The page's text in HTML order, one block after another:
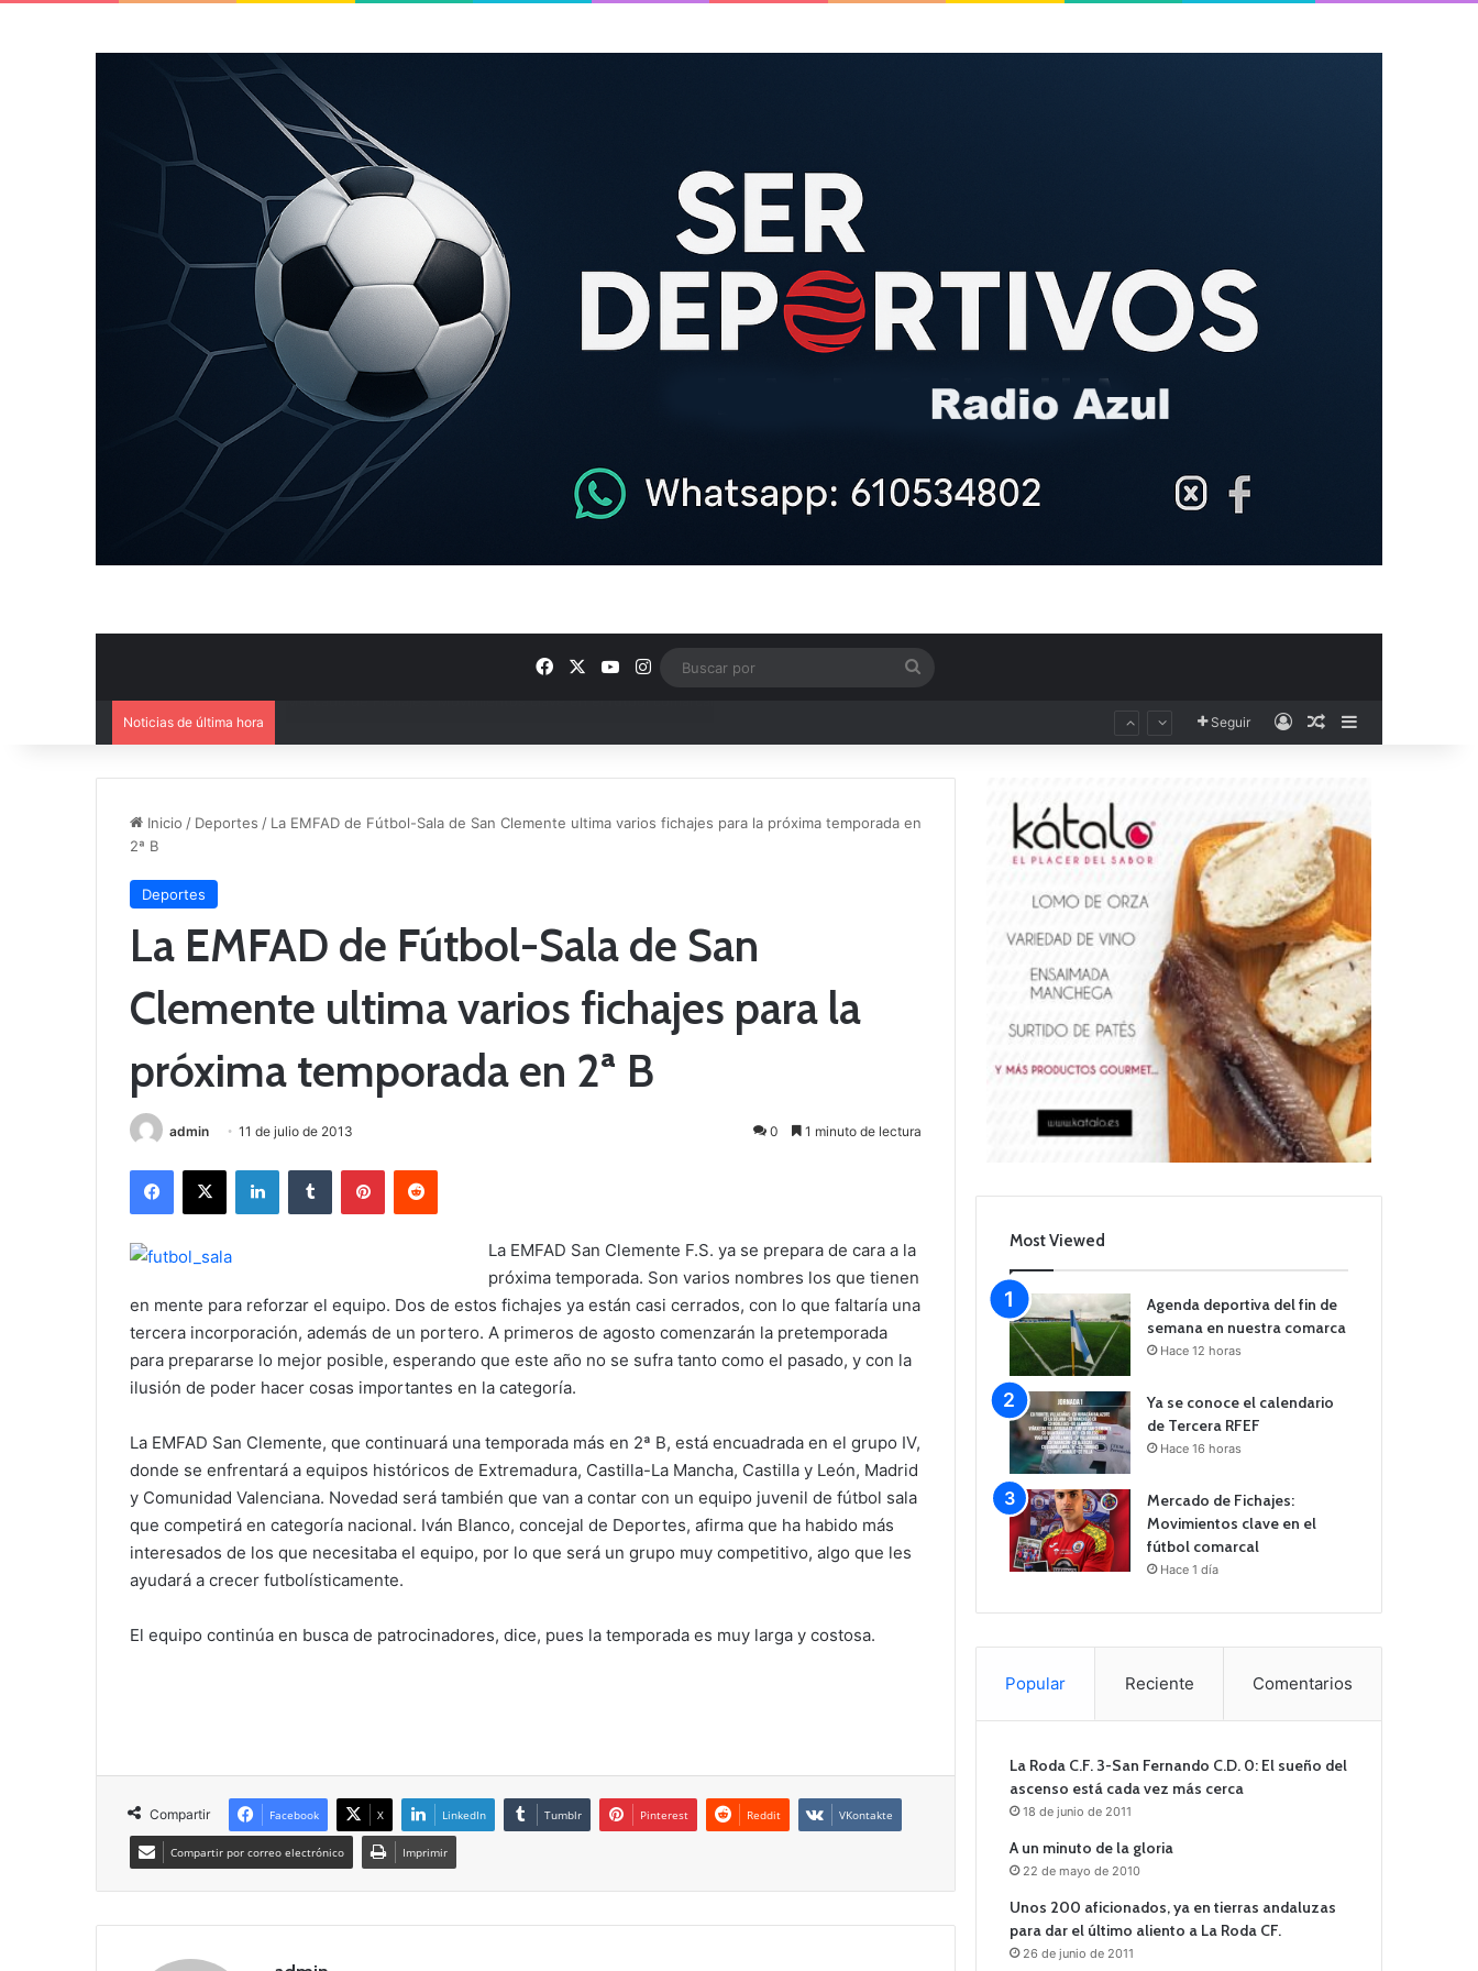
FacebookYouTube
Instagram
Noticias de última hora Seguir AccesoPublicación al
Inicio / Deportes / La EMFAD de Fútbol-Sala de San Clemente ultima varios fichajes para la próxima temporada en
2ª B
Deportes
La EMFAD de Fútbol-Sala de San
Clemente ultima varios fichajes para la
próxima temporada en 2ª B
admin 11 de julio de 2013 0 1 minuto de lectura
La EMFAD San Clemente F.S. ya se prepara de cara a la
próxima temporada. Son varios nombres los que tienen
en mente para reforzar el equipo. Dos de estos fichajes ya están casi cerrados, con lo que faltaría una
tercera incorporación, además de un portero. A primeros de agosto comenzarán la pretemporada
para prepararse lo mejor posible, esperando que este año no se sufra tanto como el pasado, y con la
ilusión de poder hacer cosas importantes en la categoría.
La EMFAD San Clemente, que continuará una temporada más en 2ª B, está encuadrada en el grupo IV,
donde se enfrentará a equipos históricos de Extremadura, Castilla-La Mancha, Castilla y León, Madrid
y Comunidad Valenciana. Novedad será también que van a contar con un equipo juvenil de fútbol sala
que competirá en categoría nacional. Iván Blanco, concejal de Deportes, afirma que ha habido más
interesados de los que necesitaba el equipo, por lo que será un grupo muy competitivo, algo que les
ayudará a crecer futbolísticamente.
El equipo continúa en busca de patrocinadores, dice, pues la temporada es muy larga y costosa.
Compartir Facebook X LinkedIn Tumblr Pinterest Reddit VKontakte
Compartir por correo electrónico Imprimir
Most Viewed
Agenda deportiva del fin de
semana en nuestra comarca
Hace 12 horas
Ya se conoce el calendario
de Tercera RFEF
Hace 16 horas
Mercado de Fichajes:
Movimientos clave en el
fútbol comarcal
Hace 1 día
Popular Reciente Comentarios
La Roda C.F. 3-San Fernando C.D. 0: El sueño del
ascenso está cada vez más cerca
18 de junio de 2011
A un minuto de la gloria
22 de mayo de 2010
Unos 200 aficionados, ya en tierras andaluzas
para dar el último aliento a La Roda CF.
26 de junio de 2011